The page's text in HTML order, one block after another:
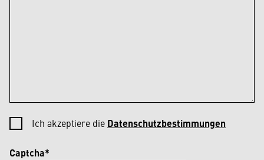
Ich akzeptiere die Datenschutzbestimmungen
Captcha*